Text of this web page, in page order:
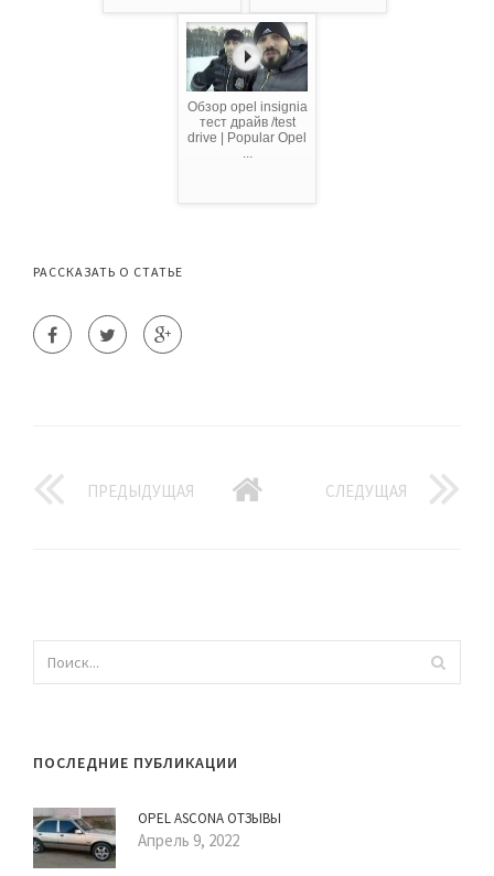
Обзор opel insignia
тест драйв /test
drive | Popular Opel
...
РАССКАЗАТЬ О СТАТЬЕ
ПРЕДЫДУЩАЯ СЛЕДУЩАЯ
ПОСЛЕДНИЕ ПУБЛИКАЦИИ
OPEL ASCONA ОТЗЫВЫ
Апрель 9, 2022